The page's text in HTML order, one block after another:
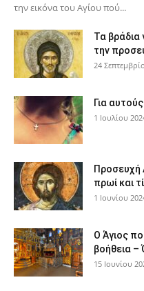
την εικόνα του Αγίου πού...
Τα βράδια
την
24
Για
1 Ιουλίου
Προσευχή
πρωί και
1 Ιουνίου
Ο Άγιος
βοήθεια –
15 Ιουνίου